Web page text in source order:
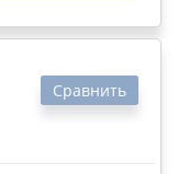
Сравнить